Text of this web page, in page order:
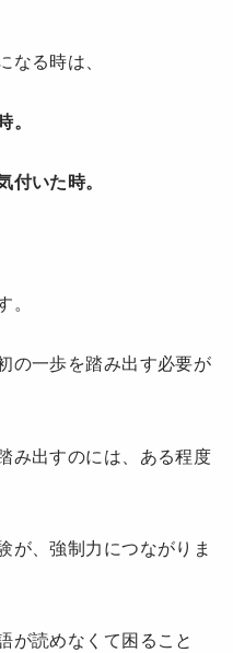
なる時は、
。
いた時。
の一歩を踏み出す必要が
み出すのには、ある程度
が、強制力につながりま
が読めなくて困ること